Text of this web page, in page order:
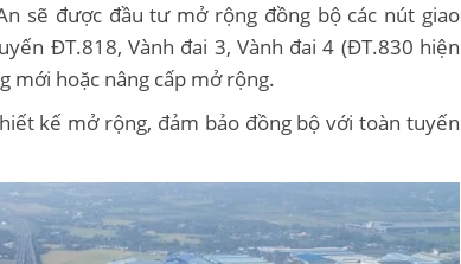
sẽ được đầu tư mở rộng đồng bộ các nút giao
ĐT.818, Vành đai 3, Vành đai 4 (ĐT.830 hiện
mới hoặc nâng cấp mở rộng.
kế mở rộng, đảm bảo đồng bộ với toàn tuyến